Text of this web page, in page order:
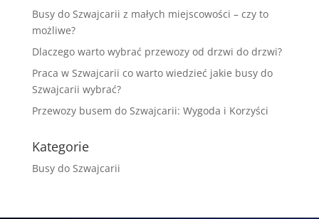
Busy do Szwajcarii z małych miejscowości – czy to
możliwe?
Dlaczego warto wybrać przewozy od drzwi do drzwi?
Praca w Szwajcarii co warto wiedzieć jakie busy do
Szwajcarii wybrać?
Przewozy busem do Szwajcarii: Wygoda i Korzyści
Kategorie
Busy do Szwajcarii